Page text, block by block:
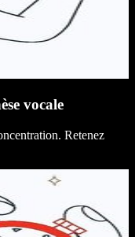
vocale
Retenez